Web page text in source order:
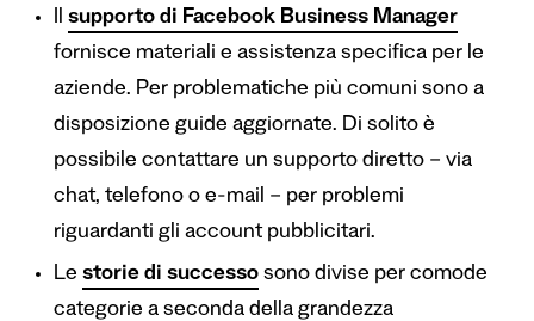
Il supporto di Facebook Business Manager
fornisce materiali e assistenza specifica per le
aziende. Per problematiche più comuni sono a
disposizione guide aggiornate. Di solito è
possibile contattare un supporto diretto – via
chat, telefono o e-mail – per problemi
riguardanti gli account pubblicitari.
Le storie di successo sono divise per comode
categorie a seconda della grandezza